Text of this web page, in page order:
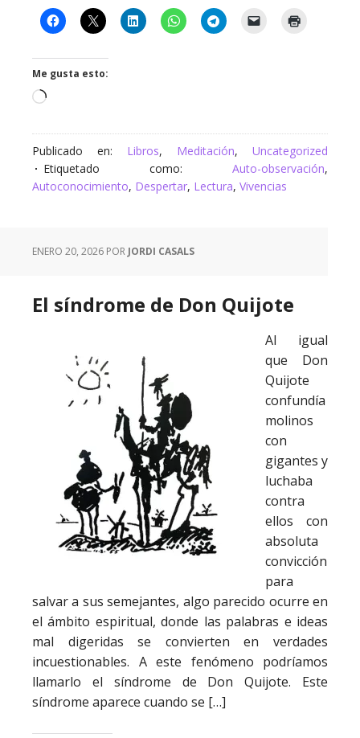
Me gusta esto:
Cargando...
Publicado en: Libros, Meditación, Uncategorized
Etiquetado como: Auto-observación,
Autoconocimiento, Despertar, Lectura, Vivencias
ENERO 20, 2026 POR JORDI CASALS
El síndrome de Don Quijote
Al igual
que Don
Quijote
confundía
molinos
con
gigantes y
luchaba
contra
ellos con
absoluta
convicción
para
salvar a sus semejantes, algo parecido ocurre en
el ámbito espiritual, donde las palabras e ideas
mal digeridas se convierten en verdades
incuestionables. A este fenómeno podríamos
llamarlo el síndrome de Don Quijote. Este
síndrome aparece cuando se […]